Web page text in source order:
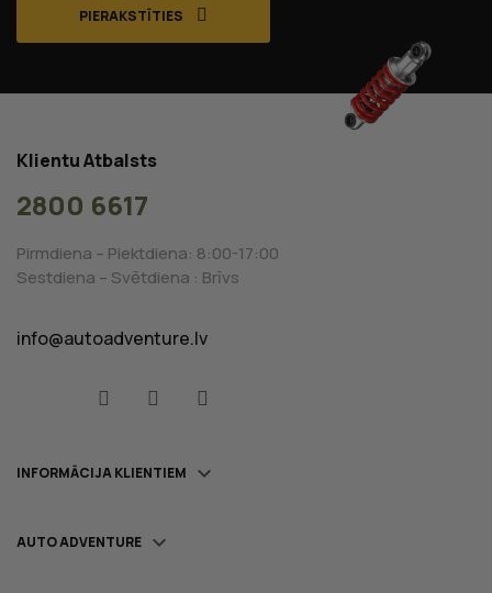
PIERAKSTĪTIES
Klientu Atbalsts
2800 6617
Pirmdiena – Piektdiena: 8:00-17:00
Sestdiena – Svētdiena : Brīvs
info@autoadventure.lv
INFORMĀCIJA KLIENTIEM 
AUTO ADVENTURE 
FacebookYouTube